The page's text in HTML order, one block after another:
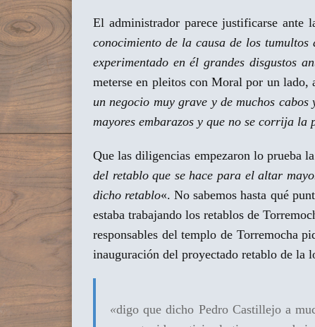
El administrador parece justificarse ante
conocimiento de la causa de los
experimentado en él grandes disgustos
meterse en pleitos con Moral por un
un negocio muy grave y de muchos
mayores embarazos y que no se corrija la
Que las diligencias empezaron lo prueba
del retablo que se hace para el altar
dicho retablo«. No sabemos hasta qué
estaba trabajando los retablos de
responsables del templo de Torremocha
inauguración del proyectado retablo de la
«digo que dicho Pedro Castillejo a